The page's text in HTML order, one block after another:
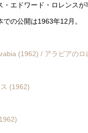
エドワード・ロレンス
の公開は1963年12月。
(1962) / アラビアのロ
(1962)